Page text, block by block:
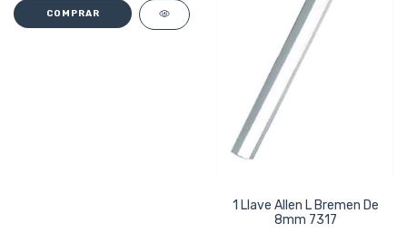
1 Llave Allen L Bremen De
8mm 7317